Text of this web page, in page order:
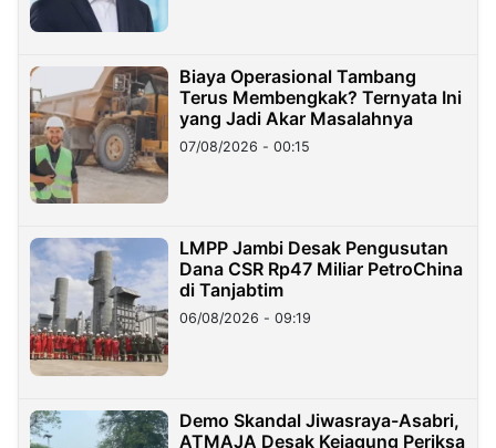
Biaya Operasional Tambang
Terus Membengkak? Ternyata Ini
yang Jadi Akar Masalahnya
07/08/2026 - 00:15
LMPP Jambi Desak Pengusutan
Dana CSR Rp47 Miliar PetroChina
di Tanjabtim
06/08/2026 - 09:19
Demo Skandal Jiwasraya-Asabri,
ATMAJA Desak Kejagung Periksa